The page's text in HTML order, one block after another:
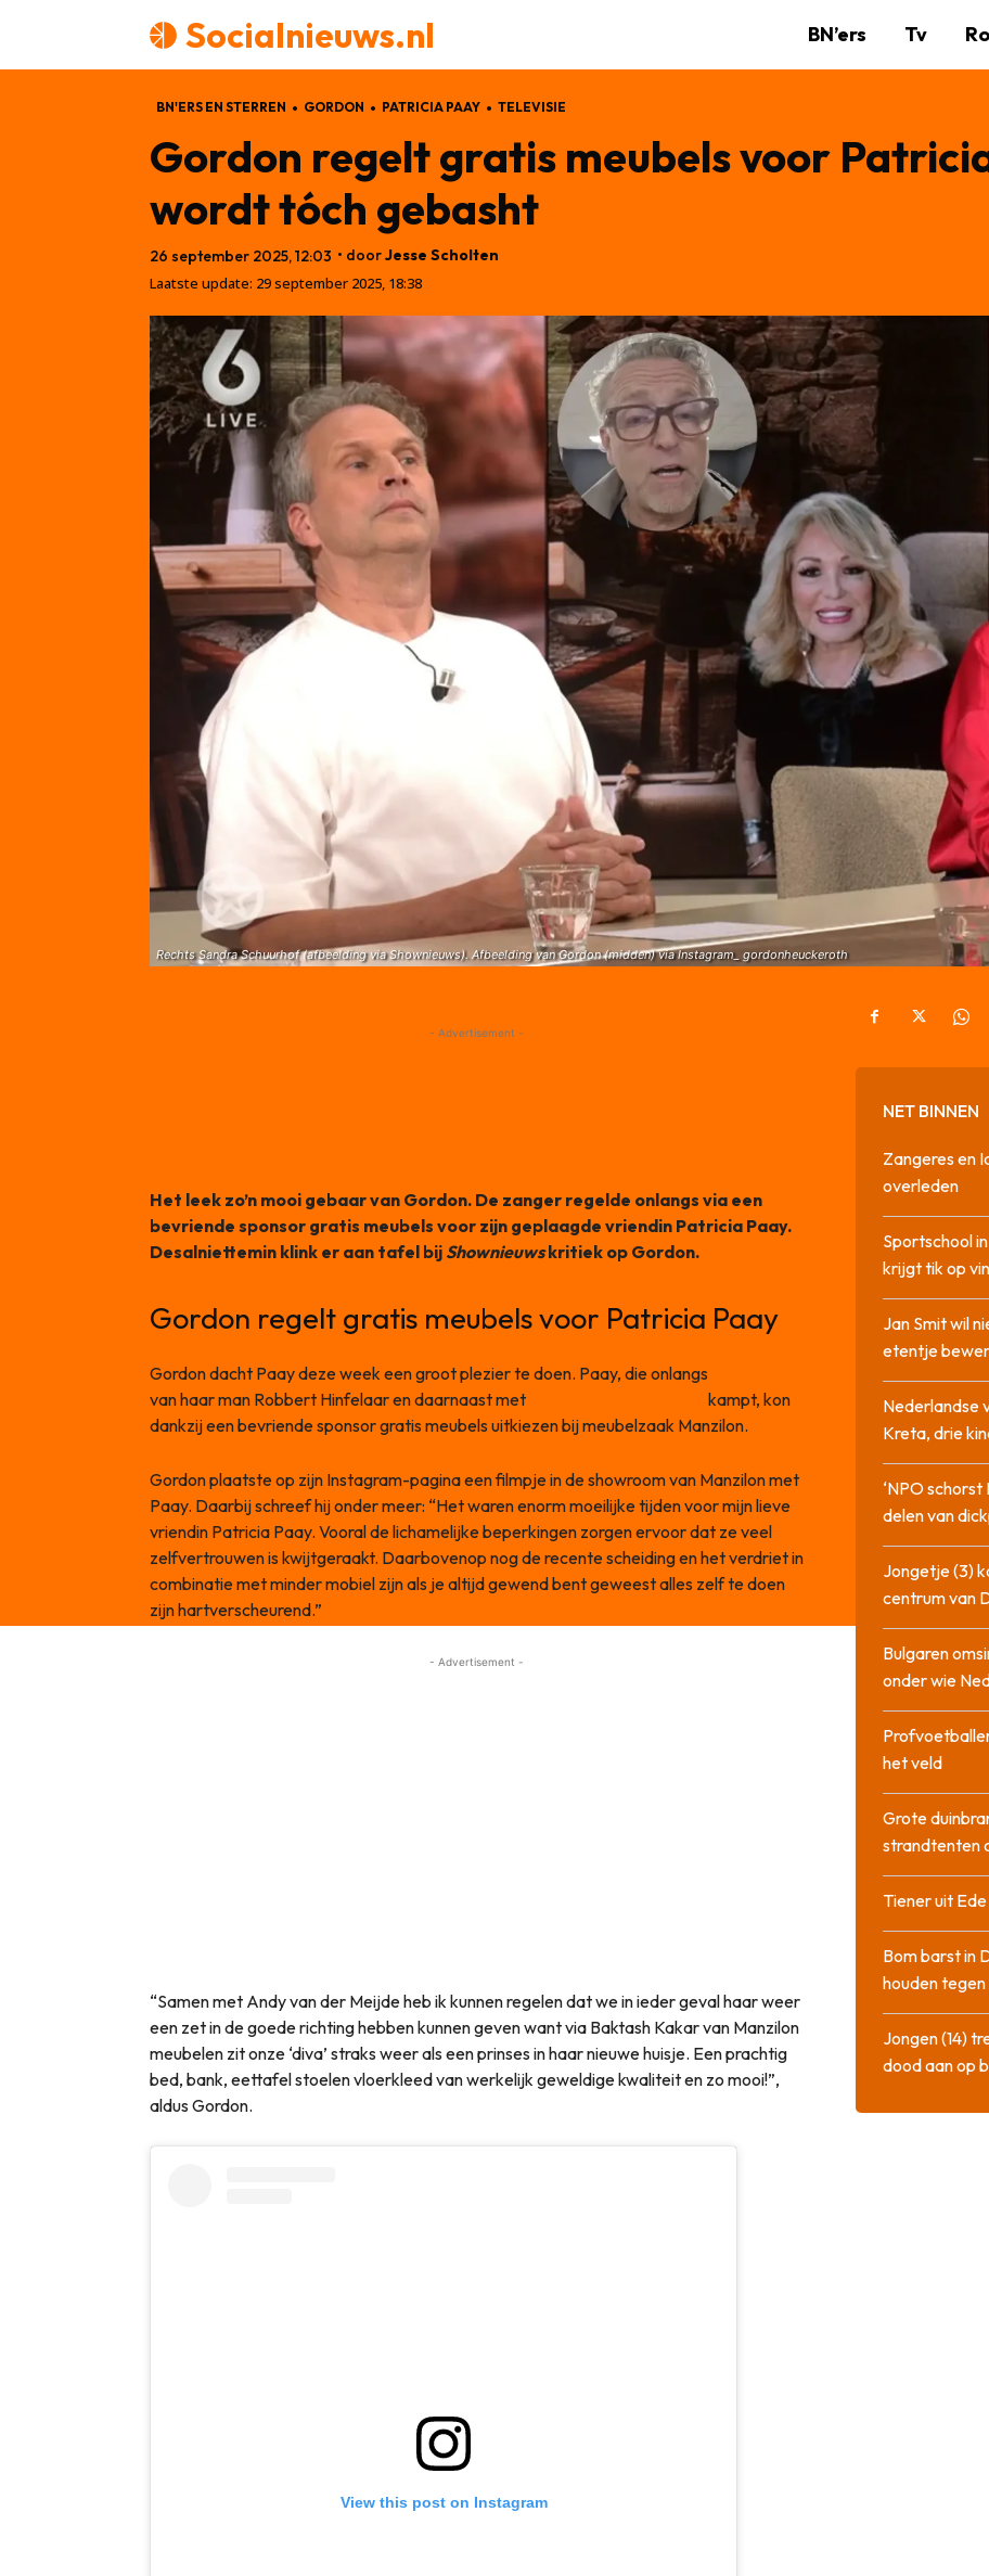
Socialnieuws.nl BN’ers Tv
BN'ERS EN STERREN GORDON PATRICIA PAAY TELEVISIE
Gordon regelt gratis meubels voor
wordt tóch gebasht
26 september 2025, 12:03 • doorJesse Scholten
Laatste update: 29 september 2025, 18:38
Rechts Sandra Schuurhof (afbeelding via Shownieuws). Afbeelding van Gordon (midden) via Instagram_ gordonheuckeroth
- Advertisement -
Het leek zo’n mooi gebaar van Gordon. De zanger regelde onlangs via een
bevriende sponsor gratis meubels voor zijn geplaagde vriendin Patricia Paay.
Desalniettemin klink er aan tafel bijShownieuwskritiek op Gordon.
Gordon regelt gratis meubels voor Patricia Paay
Gordon dacht Paay deze week een groot plezier te doen. Paay, die onlangs
van haar man Robbert Hinfelaar en daarnaast met
kampt, kon
dankzij een bevriende sponsor gratis meubels uitkiezen bij meubelzaak Manzilon.
Gordon plaatste op zijn Instagram-pagina een filmpje in de showroom van Manzilon met
Paay. Daarbij schreef hij onder meer: “Het waren enorm moeilijke tijden voor mijn lieve
vriendin Patricia Paay. Vooral de lichamelijke beperkingen zorgen ervoor dat ze veel
zelfvertrouwen is kwijtgeraakt. Daarbovenop nog de recente scheiding en het verdriet in
combinatie met minder mobiel zijn als je altijd gewend bent geweest alles zelf te doen
zijn hartverscheurend.”
- Advertisement -
“Samen met Andy van der Meijde heb ik kunnen regelen dat we in ieder geval haar weer
een zet in de goede richting hebben kunnen geven want via Baktash Kakar van Manzilon
meubelen zit onze ‘diva’ straks weer als een prinses in haar nieuwe huisje. Een prachtig
bed, bank, eettafel stoelen vloerkleed van werkelijk geweldige kwaliteit en zo mooi!”,
aldus Gordon.
View this post on Instagram
NET BINNEN
Zangeres en
overleden
Sportschool
krijgt tik op
Jan Smit wil
etentje
Nederlandse
Kreta, drie
‘NPO
delen van
Jongetje (3)
centrum van
Bulgaren
onder wie
het veld
Grote
strandtenten
Tiener uit
Bom barst in
houden tegen
Jongen (14)
dood aan op